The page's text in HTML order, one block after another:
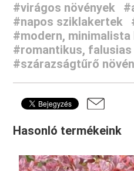
#virágos növények
#napos sziklakertek
#modern,
#romantikus,
#szárazságtűrő
Hasonló termékeink